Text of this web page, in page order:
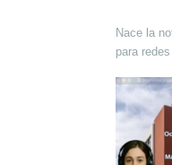
Nace la
para